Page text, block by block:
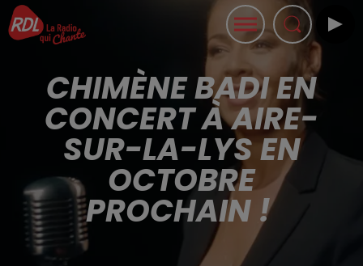
CHIMÈNE BADI EN
CONCERT À AIRE-
SUR-LA-LYS EN
OCTOBRE
PROCHAIN !